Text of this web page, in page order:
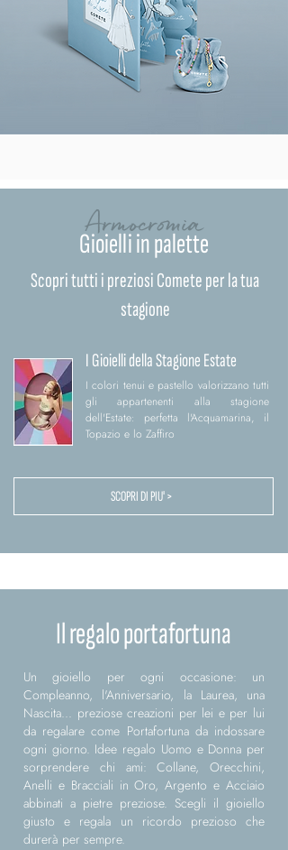
Armocromia
Gioielli in palette
Scopri tutti i preziosi Comete per la tua
stagione
I Gioielli della Stagione Estate
I colori tenui e pastello valorizzano tutti
gli appartenenti alla stagione
dell'Estate: perfetta l'Acquamarina, il
Topazio e lo Zaffiro
SCOPRI DI PIU' >
Il regalo portafortuna
Un gioiello per ogni occasione: un
Compleanno, l'Anniversario, la Laurea, una
Nascita... preziose creazioni per lei e per lui
da regalare come Portafortuna da indossare
ogni giorno. Idee regalo Uomo e Donna per
sorprendere chi ami: Collane, Orecchini,
Anelli e Bracciali in Oro, Argento e Acciaio
abbinati a pietre preziose. Scegli il gioiello
giusto e regala un ricordo prezioso che
durerà per sempre.